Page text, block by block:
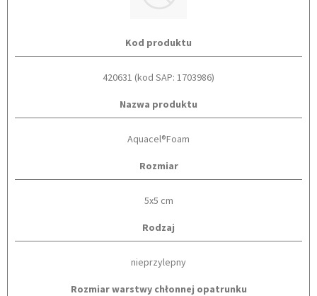
Kod produktu
420631 (kod SAP: 1703986)
Nazwa produktu
Aquacel®Foam
Rozmiar
5x5 cm
Rodzaj
nieprzylepny
Rozmiar warstwy chłonnej opatrunku